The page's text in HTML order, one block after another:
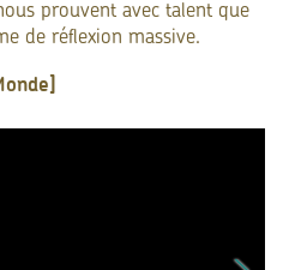
prouvent avec talent que
de réflexion massive.